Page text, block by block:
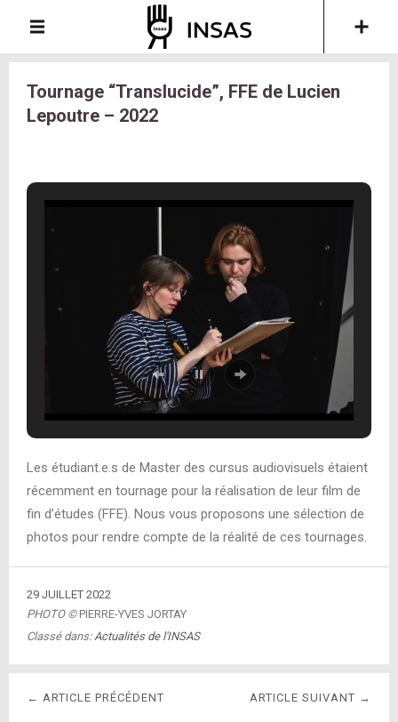
Tournage “Translucide”, FFE de Lucien
Lepoutre – 2022
Les étudiant.e.s de Master des cursus audiovisuels étaient
récemment en tournage pour la réalisation de leur film de
fin d’études (FFE). Nous vous proposons une sélection de
photos pour rendre compte de la réalité de ces tournages.
29 JUILLET 2022
PHOTO ©PIERRE-YVES JORTAY
Classé dans:Actualités de l'INSAS
ARTICLE SUIVANT →
← ARTICLE PRÉCÉDENT